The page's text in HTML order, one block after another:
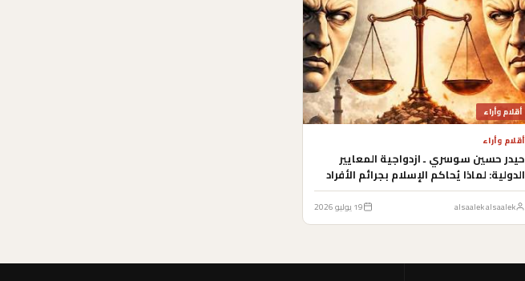
أقلام وأراء
أقلام وأراء
حيدر حسين سوسري ـ ازدواجية المعايير
الدولية: لماذا يُحاكم الإسلام بجرائم الأفراد
alsaalek alsaalek 19 يوليو 2026